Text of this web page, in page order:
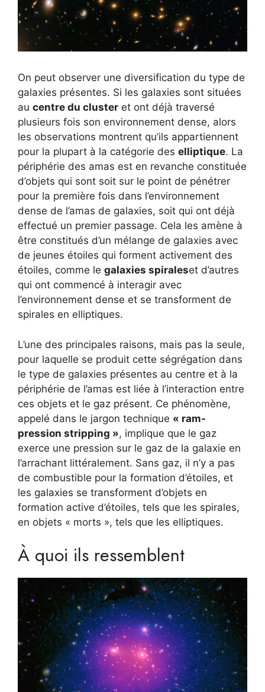
On peut observer une diversification du type de
galaxies présentes. Si les galaxies sont situées
au centre du cluster et ont déjà traversé
plusieurs fois son environnement dense, alors
les observations montrent qu’ils appartiennent
pour la plupart à la catégorie des elliptique. La
périphérie des amas est en revanche constituée
d’objets qui sont soit sur le point de pénétrer
pour la première fois dans l’environnement
dense de l’amas de galaxies, soit qui ont déjà
effectué un premier passage. Cela les amène à
être constitués d’un mélange de galaxies avec
de jeunes étoiles qui forment activement des
étoiles, comme le galaxies spiraleset d’autres
qui ont commencé à interagir avec
l’environnement dense et se transforment de
spirales en elliptiques.
L’une des principales raisons, mais pas la seule,
pour laquelle se produit cette ségrégation dans
le type de galaxies présentes au centre et à la
périphérie de l’amas est liée à l’interaction entre
ces objets et le gaz présent. Ce phénomène,
appelé dans le jargon technique « ram-
pression stripping », implique que le gaz
exerce une pression sur le gaz de la galaxie en
l’arrachant littéralement. Sans gaz, il n’y a pas
de combustible pour la formation d’étoiles, et
les galaxies se transforment d’objets en
formation active d’étoiles, tels que les spirales,
en objets « morts », tels que les elliptiques.
À quoi ils ressemblent